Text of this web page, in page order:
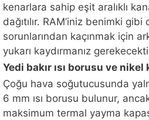
kenarlara sahip eşit aralıklı
dağıtılır. RAM’iniz benimki
sorunlarından kaçınmak için
yukarı kaydırmanız
Yedi bakır ısı borusu ve nikel
Çoğu hava soğutucusunda
6 mm ısı borusu bulunur,
maksimum termal yayma